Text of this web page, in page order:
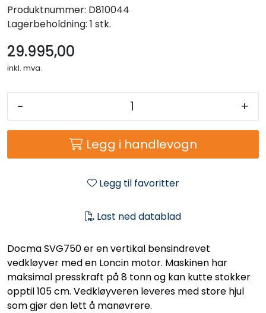
Produktnummer: D810044
Lagerbeholdning: 1 stk.
29.995,00
inkl. mva.
- +
Legg i handlevogn
Legg til favoritter
Last ned datablad
Docma SVG750 er en vertikal bensindrevet
vedkløyver med en Loncin motor. Maskinen har
maksimal presskraft på 8 tonn og kan kutte stokker
opptil 105 cm. Vedkløyveren leveres med store hjul
som gjør den lett å manøvrere.
Kataloger